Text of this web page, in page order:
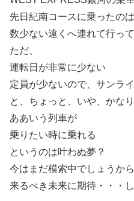
先日紀南コースに乗ったの
数少ない遠くへ連れて行って
ただ、
運転日が非常に少ない
定員が少ないので、サンラ
と、ちょっと、いや、かな
ああいう列車が
乗りたい時に乗れる
というのは叶わぬ夢？
今はまだ模索中でしょうから
来るべき未来に期待・・・